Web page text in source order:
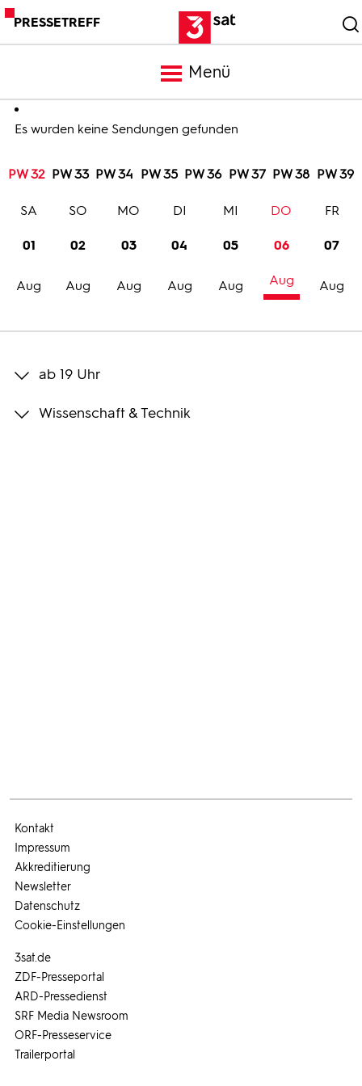
PRESSETREFF
Menü
Meldungen
Programm
Trailer
Bilder
Es wurden keine Sendungen gefunden
PW 32 PW 33 PW 34 PW 35 PW 36 PW 37 PW 38 PW 39
01
Aug
SA
02
Aug
SO
03
Aug
MO
04
Aug
DI
05
Aug
MI
06
Aug
DO
07
Aug
FR
ab 19 Uhr
Wissenschaft & Technik
3sat.de
ZDF-Presseportal
ARD-Pressedienst
SRF Media Newsroom
ORF-Presseservice
Trailerportal
Kontakt
Impressum
Akkreditierung
Newsletter
Datenschutz
Cookie-Einstellungen